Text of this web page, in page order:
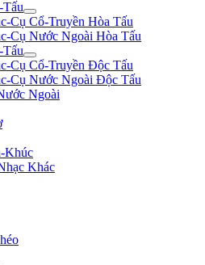
Tấu
Cụ Cổ-Truyền Hòa Tấu
Cụ Nước Ngoài Hòa Tấu
Cụ Cổ-Truyền Độc Tấu
Cụ Nước Ngoài Độc Tấu
Ngoài
Khúc
Khác